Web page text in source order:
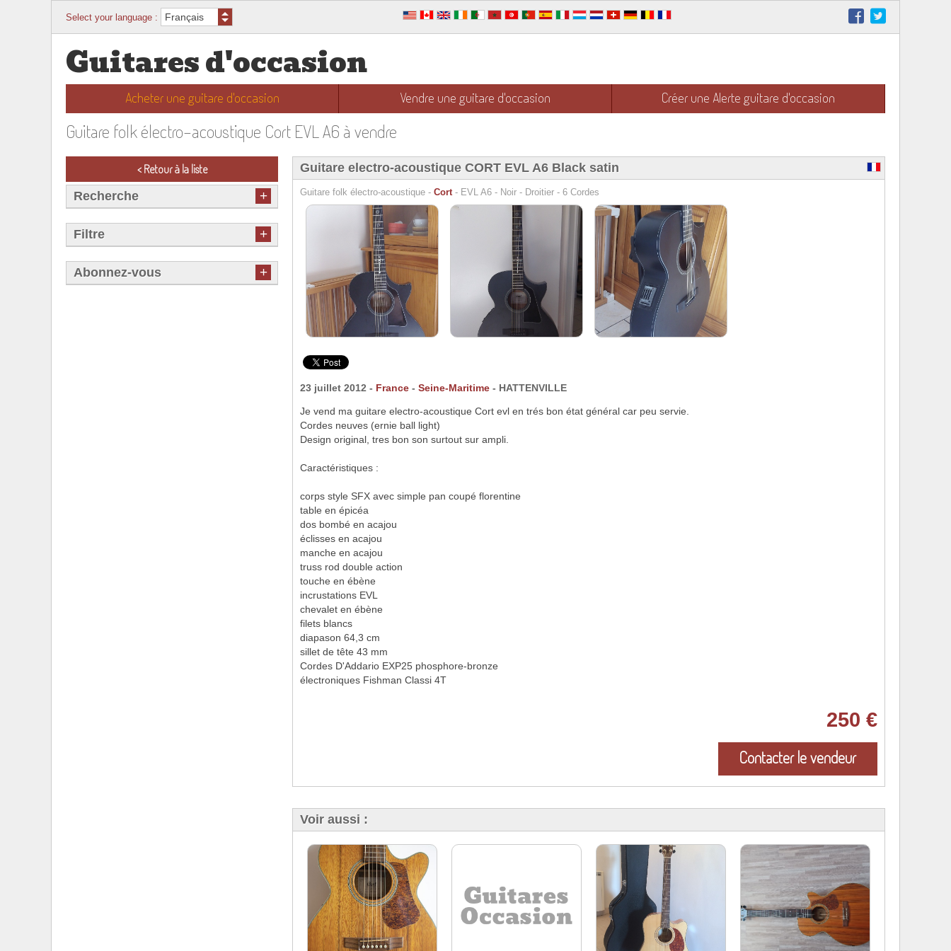
Select your language :
Guitares d'occasion
Acheter une guitare d'occasion Vendre une guitare d'occasion Créer une Alerte guitare d'occasion
Guitare folk électro-acoustique Cort EVL A6 à vendre
< Retour à la liste
Recherche
+
Filtre +
Abonnez-vous +
Guitare electro-acoustique CORT EVL A6 Black satin
Guitare folk électro-acoustique - Cort- EVL A6 - Noir - Droitier - 6 Cordes
23 juillet 2012 - France - Seine-Maritime - HATTENVILLE
Je vend ma guitare electro-acoustique Cort evl en trés bon état général car peu servie.
Cordes neuves (ernie ball light)
Design original, tres bon son surtout sur ampli.
Caractéristiques :
corps style SFX avec simple pan coupé florentine
table en épicéa
dos bombé en acajou
éclisses en acajou
manche en acajou
truss rod double action
touche en ébène
incrustations EVL
chevalet en ébène
filets blancs
diapason 64,3 cm
sillet de tête 43 mm
Cordes D'Addario EXP25 phosphore-bronze
électroniques Fishman Classi 4T
250 €
Contacter le vendeur
Voir aussi :